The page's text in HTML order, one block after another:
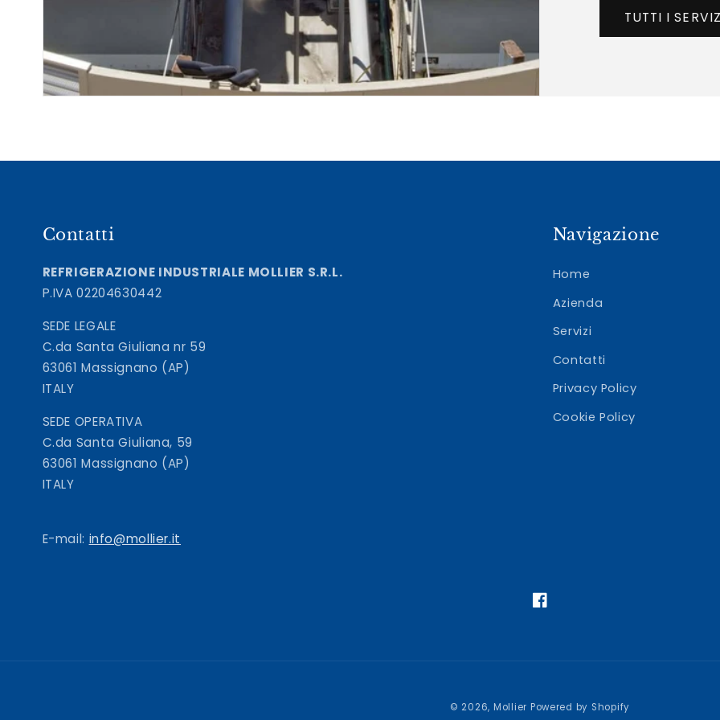
TUTTI I
Contatti
REFRIGERAZIONE INDUSTRIALE MOLLIER S.R.L.
P.IVA 02204630442
SEDE LEGALE
C.da Santa Giuliana nr 59
63061 Massignano (AP)
ITALY
SEDE OPERATIVA
C.da Santa Giuliana, 59
63061 Massignano (AP)
ITALY
E-mail: info@mollier.it
Navigazione
Home
Azienda
Servizi
Contatti
Privacy Policy
Cookie Policy
Facebook
© 2026, Mollier Powered by Shopify